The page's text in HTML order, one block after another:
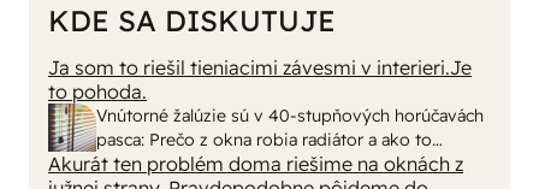
KDE SA DISKUTUJE
Vnútorné žalúzie sú v 40-stupňových horúčavách
pasca: Prečo z okna robia radiátor a ako to
vyriešiť za pár eur?
Ja som to riešil tieniacimi závesmi v interieri.Je
to pohoda.
Akurát ten problém doma riešime na oknách z